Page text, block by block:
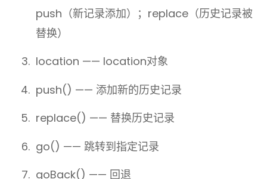
push（新记录添加）；replace（历史记录被
替换）
location —— location对象
push() —— 添加新的历史记录
replace() —— 替换历史记录
go() —— 跳转到指定记录
goBack() —— 回退